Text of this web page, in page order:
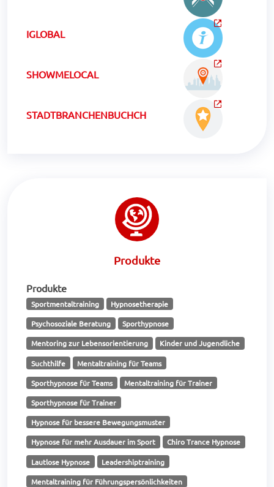
IGLOBAL
SHOWMELOCAL
STADTBRANCHENBUCHCH
Produkte
Produkte
Sportmentaltraining Hypnosetherapie
Psychosoziale Beratung Sporthypnose
Mentoring zur Lebensorientierung Kinder und Jugendliche
Suchthilfe Mentaltraining für Teams
Sporthypnose für Teams Mentaltraining für Trainer
Sporthypnose für Trainer
Hypnose für bessere Bewegungsmuster
Hypnose für mehr Ausdauer im Sport Chiro Trance Hypnose
Lautlose Hypnose Leadershiptraining
Mentaltraining für Führungspersönlichkeiten